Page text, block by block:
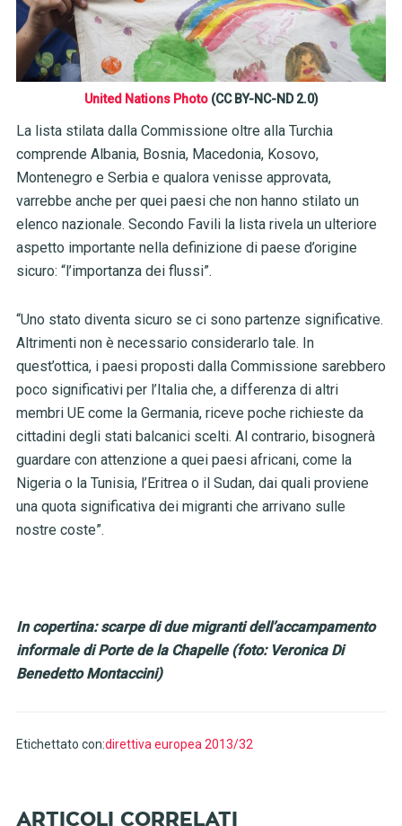
United Nations Photo(CC BY-NC-ND 2.0)
La lista stilata dalla Commissione oltre alla Turchia
comprende Albania, Bosnia, Macedonia, Kosovo,
Montenegro e Serbia e qualora venisse approvata,
varrebbe anche per quei paesi che non hanno stilato un
elenco nazionale. Secondo Favili la lista rivela un ulteriore
aspetto importante nella definizione di paese d’origine
sicuro: “l’importanza dei flussi”.
“Uno stato diventa sicuro se ci sono partenze significative.
Altrimenti non è necessario considerarlo tale. In
quest’ottica, i paesi proposti dalla Commissione sarebbero
poco significativi per l’Italia che, a differenza di altri
membri UE come la Germania, riceve poche richieste da
cittadini degli stati balcanici scelti. Al contrario, bisognerà
guardare con attenzione a quei paesi africani, come la
Nigeria o la Tunisia, l’Eritrea o il Sudan, dai quali proviene
una quota significativa dei migranti che arrivano sulle
nostre coste”.
In copertina: scarpe di due migranti dell’accampamento
informale di Porte de la Chapelle (foto: Veronica Di
Benedetto Montaccini)
Etichettato con:direttiva europea 2013/32